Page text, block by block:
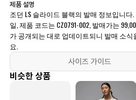
제품 설명
조던 LS 슬라이드 블랙의 발매 정보입니다.
일, 제품 코드는 CZ0791-002, 발매가는
가 공개되는 대로 업데이트되니 발매 소식
요.
사이즈 가이드
비슷한 상품